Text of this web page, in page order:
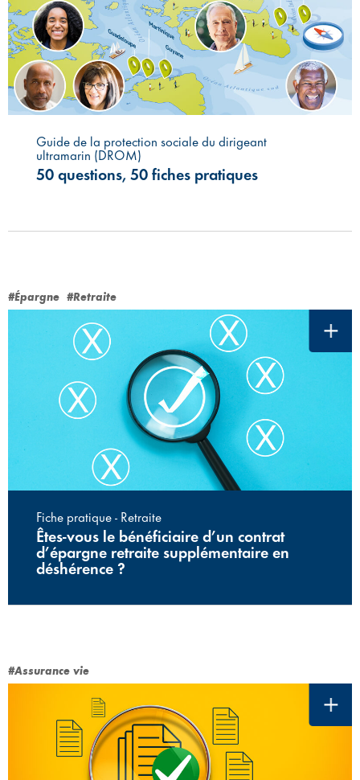
Guide de la protection sociale du dirigeant
ultramarin (DROM)
50 questions, 50 fiches pratiques
#Épargne #Retraite
Fiche pratique - Retraite
Êtes-vous le bénéficiaire d’un contrat
d’épargne retraite supplémentaire en
déshérence ?
#Assurance vie